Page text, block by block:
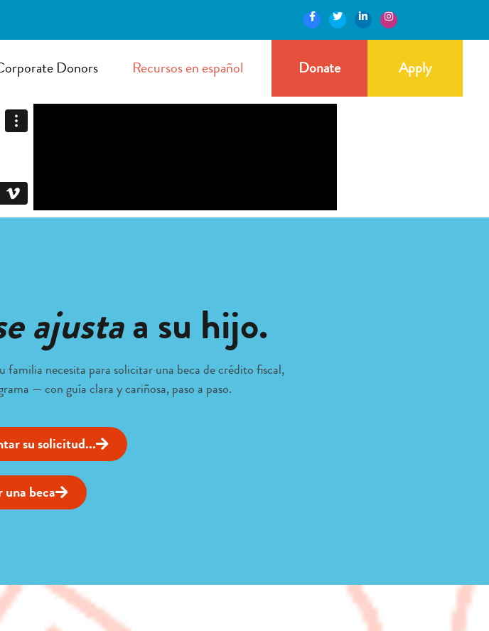
Donors Recursos en español Donate Apply
ajustaa su hijo.
necesita para solicitar una beca de crédito fiscal,
— con guía clara y cariñosa, paso a paso.
su solicitud...
beca